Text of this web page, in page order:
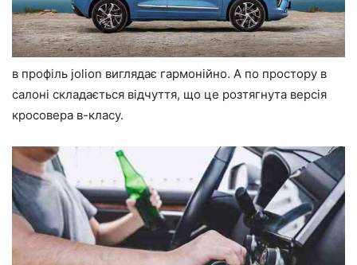
в профіль jolion виглядає гармонійно. А по простору в
салоні складається відчуття, що це розтягнута версія
кросовера в-класу.